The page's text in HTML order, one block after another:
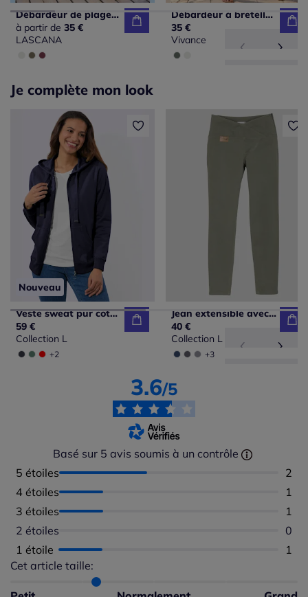
Débardeur de plage à encolure ronde avec petits boutons décoratifs et larges bretelles
à partir de 35 €
LASCANA
Débardeur à bretelles spaghetti avec encolure américaine et fronces
35 €
Vivance
Je complète mon look
Nouveau
Veste sweat pur coton
59 €
Collection L
+2
Jean extensible avec ceinture haute effet ventre plat
40 €
Collection L
+3
3.6/5
Basé sur 5 avis soumis à un contrôle
5 étoiles
2
4 étoiles
1
3 étoiles
1
2 étoiles
0
1 étoile
1
Cet article taille:
Répartition du taillant selon les avis clients
Taille normalement : 60%
Taille petit : 40%